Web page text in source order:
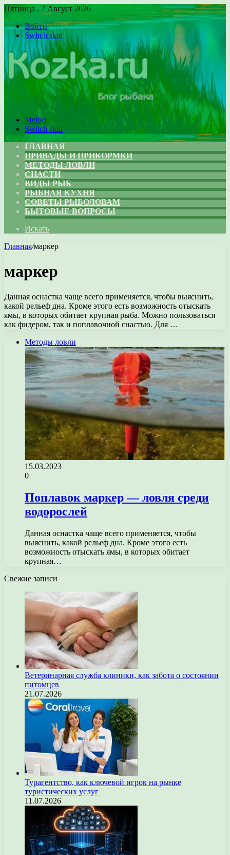
Пятница , 7 Август 2026
Войти
Switch skin
Меню
Switch skin
ГЛАВНАЯ
ПРИВАДЫ И ПРИКОРМКИ
МЕТОДЫ ЛОВЛИ
СНАСТИ
ВИДЫ РЫБ
РЫБНАЯ КУХНЯ
СОВЕТЫ РЫБОЛОВАМ
БЫТОВЫЕ ВОПРОСЫ
Искать
Главная/маркер
маркер
Данная оснастка чаще всего применяется, чтобы выяснить,
какой рельеф дна. Кроме этого есть возможность отыскать
ямы, в которых обитает крупная рыба. Можно пользоваться
как фидером, так и поплавочной снастью. Для …
Методы ловли
15.03.2023
0
Поплавок маркер — ловля среди
водорослей
Данная оснастка чаще всего применяется, чтобы
выяснить, какой рельеф дна. Кроме этого есть
возможность отыскать ямы, в которых обитает
крупная…
Свежие записи
Ветеринарная служба клиники, как забота о состоянии
питомцев
21.07.2026
Турагентство, как ключевой игрок на рынке
туристических услуг
11.07.2026